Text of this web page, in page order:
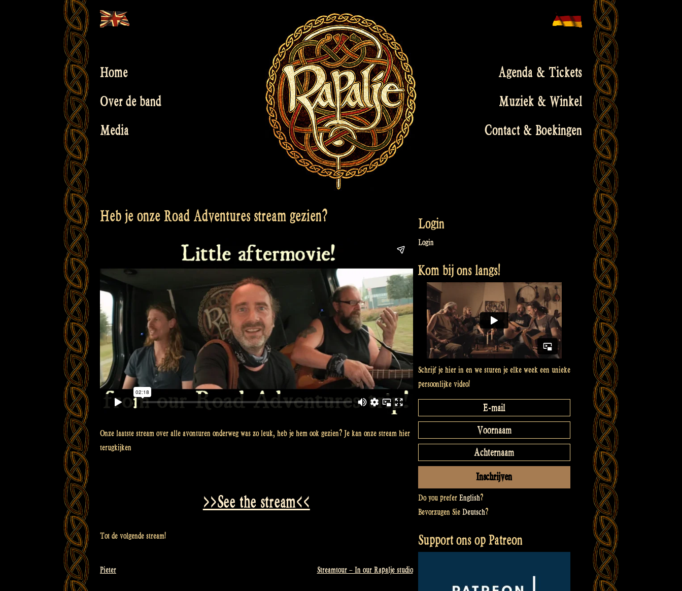
to
Home
Over de band
Media
Agenda & Tickets
Muziek & Winkel
Contact & Boekingen
Heb je onze Road Adventures stream gezien?
Onze laatste stream over alle avonturen onderweg was zo leuk, heb je hem ook gezien? Je kan onze stream hier
terugkijken
>>See the stream<<
Tot de volgende stream!
Bericht
Pieter Streamtour – In our Rapalje studio
Login
Login
Kom bij ons langs!
Schrijf je hier in en we sturen je elke week een unieke
persoonlijke video!
Do you prefer English?
Bevorzugen Sie Deutsch?
Support ons op Patreon